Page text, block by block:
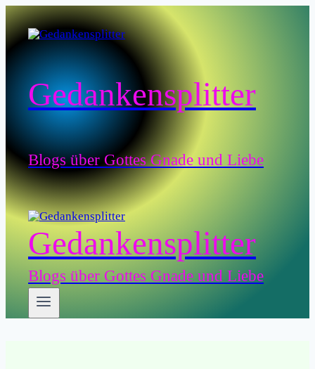
Zum
Inhalt
springen
Gedankensplitter
Blogs über Gottes Gnade und Liebe
Gedankensplitter
Blogs über Gottes Gnade und Liebe